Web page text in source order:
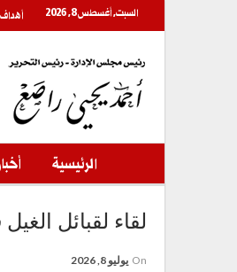
السبت, أغسطس 8, 2026 أهداف
الرئيسية
لقاء لقبائل
On يوليو 8, 2026